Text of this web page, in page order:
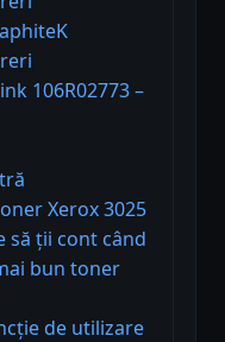
106R02773 –
Xerox 3025
să ții cont când
bun toner
de utilizare